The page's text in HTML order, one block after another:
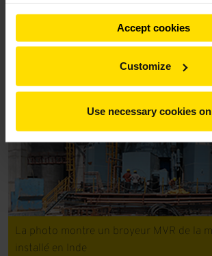
Accept cookies
Customize
Use necessary cookies
La photo montre un broyeur MVR de la
installé en Inde